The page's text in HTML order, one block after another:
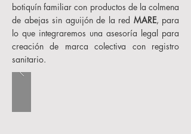
botiquín familiar con productos de la colmena
de abejas sin aguijón de la red MARE, para
lo que integraremos una asesoría legal para
creación de marca colectiva con registro
sanitario.